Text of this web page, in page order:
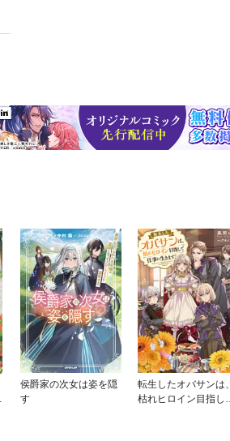
侯爵家の次女は姿を隠
す
転生したオバサンは、
枯れヒロイン目指して